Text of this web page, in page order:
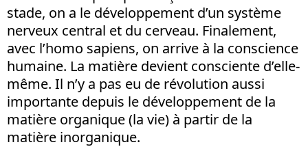
stade, on a le développement d’un système
nerveux central et du cerveau. Finalement,
avec l’homo sapiens, on arrive à la conscience
humaine. La matière devient consciente d’elle-
même. Il n’y a pas eu de révolution aussi
importante depuis le développement de la
matière organique (la vie) à partir de la
matière inorganique.